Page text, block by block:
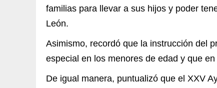
familias para llevar a sus hijos y poder
León.
Asimismo, recordó que la instrucción del
especial en los menores de edad y que
De igual manera, puntualizó que el XXV